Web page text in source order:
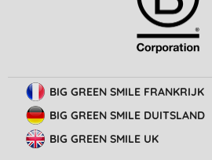
BIG GREEN SMILE FRANKRIJK
BIG GREEN SMILE DUITSLAND
BIG GREEN SMILE UK